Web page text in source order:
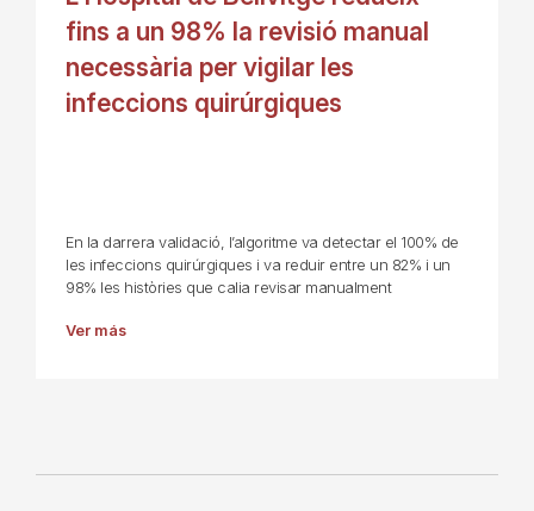
fins a un 98% la revisió manual
necessària per vigilar les
infeccions quirúrgiques
En la darrera validació, l’algoritme va detectar el 100% de
les infeccions quirúrgiques i va reduir entre un 82% i un
98% les històries que calia revisar manualment
Ver más